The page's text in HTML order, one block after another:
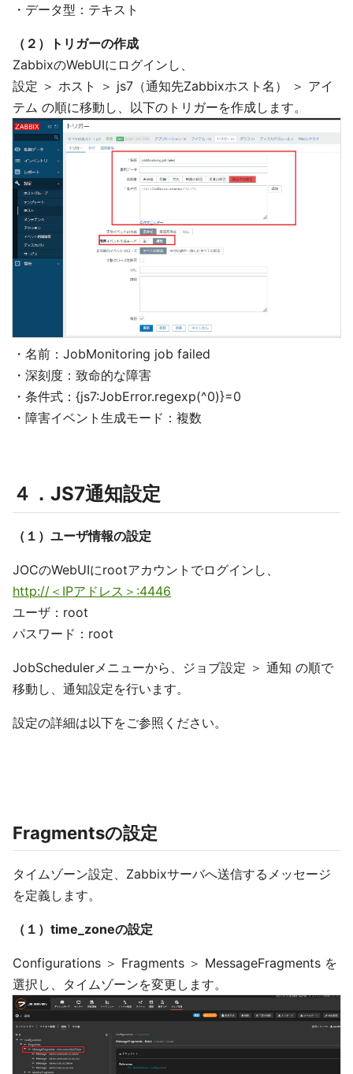
・データ型：テキスト
（２）トリガーの作成
ZabbixのWebUIにログインし、
設定 ＞ ホスト ＞ js7（通知先Zabbixホスト名） ＞ アイ
テム の順に移動し、以下のトリガーを作成します。
・名前：JobMonitoring job failed
・深刻度：致命的な障害
・条件式：{js7:JobError.regexp(^0)}=0
・障害イベント生成モード：複数
４．JS7通知設定
（１）ユーザ情報の設定
JOCのWebUIにrootアカウントでログインし、
http://＜IPアドレス＞:4446
ユーザ：root
パスワード：root
JobSchedulerメニューから、ジョブ設定 ＞ 通知 の順で
移動し、通知設定を行います。
設定の詳細は以下をご参照ください。
Fragmentsの設定
タイムゾーン設定、Zabbixサーバへ送信するメッセージ
を定義します。
（１）time_zoneの設定
Configurations ＞ Fragments ＞ MessageFragments を
選択し、タイムゾーンを変更します。